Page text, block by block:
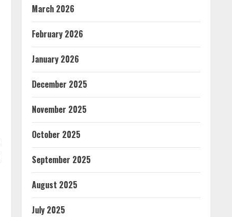
March 2026
February 2026
January 2026
December 2025
November 2025
October 2025
September 2025
August 2025
July 2025